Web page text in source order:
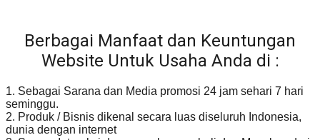
Berbagai Manfaat dan Keuntungan
Website Untuk Usaha Anda di :
1. Sebagai Sarana dan Media promosi 24 jam sehari 7 hari
seminggu.
2. Produk / Bisnis dikenal secara luas diseluruh Indonesia,
dunia dengan internet